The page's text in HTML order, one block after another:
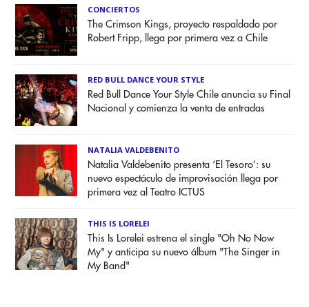
CONCIERTOS
The Crimson Kings, proyecto respaldado por
Robert Fripp, llega por primera vez a Chile
RED BULL DANCE YOUR STYLE
Red Bull Dance Your Style Chile anuncia su Final
Nacional y comienza la venta de entradas
NATALIA VALDEBENITO
Natalia Valdebenito presenta ‘El Tesoro’: su
nuevo espectáculo de improvisación llega por
primera vez al Teatro ICTUS
THIS IS LORELEI
This Is Lorelei estrena el single "Oh No Now
My" y anticipa su nuevo álbum "The Singer in
My Band"